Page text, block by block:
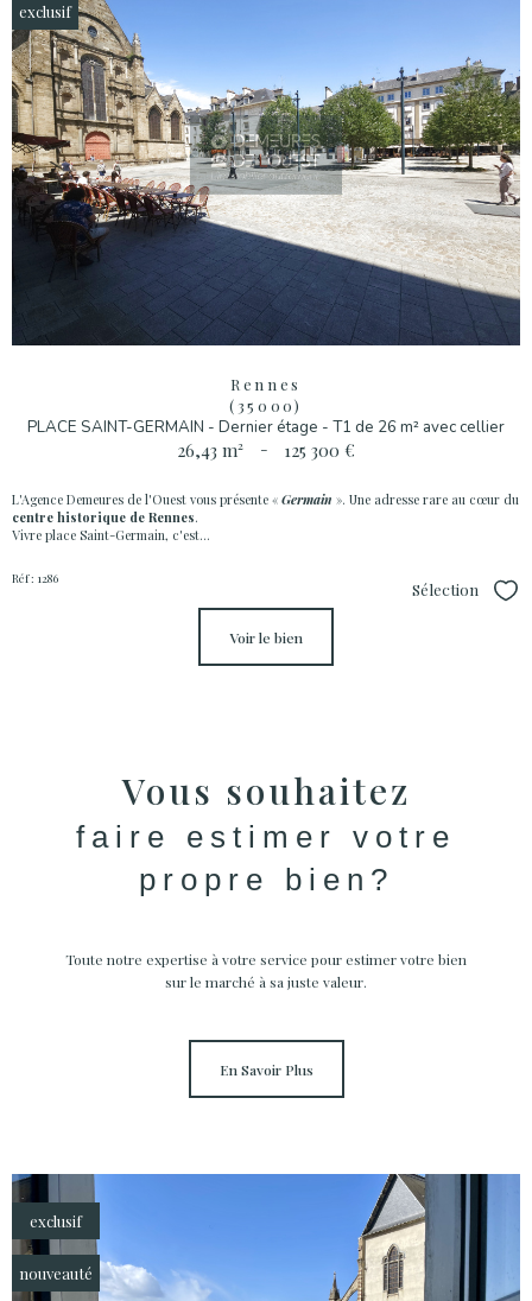
exclusif
Rennes
(35000)
PLACE SAINT-GERMAIN - Dernier étage - T1 de 26 m² avec cellier
26,43 m² - 125 300 €
L'Agence Demeures de l'Ouest vous présente « Germain ». Une adresse rare au cœur du
centre historique de Rennes.
Vivre place Saint-Germain, c'est...
Réf : 1286
Sélection
voir le bien
Vous souhaitez
faire estimer votre
propre bien?
Toute notre expertise à votre service pour estimer votre bien
sur le marché à sa juste valeur.
En Savoir Plus
exclusif
nouveauté